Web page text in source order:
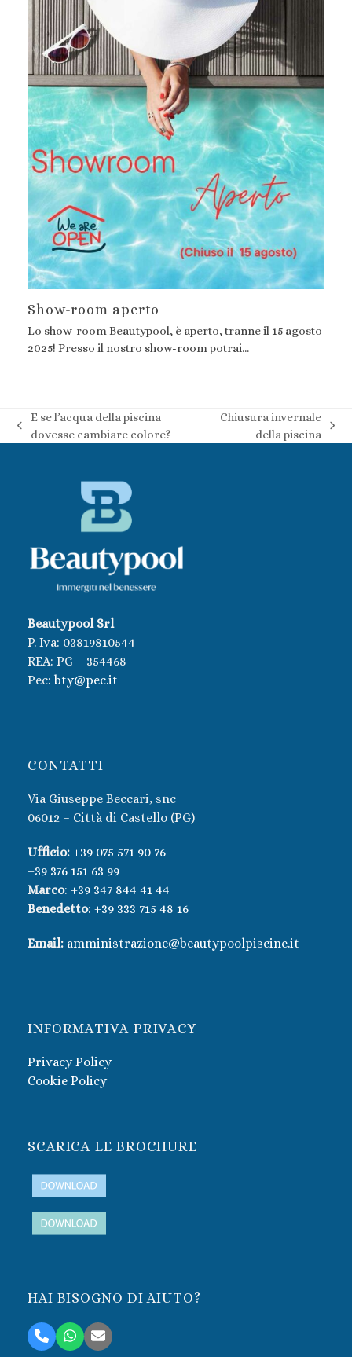
Show-room aperto
Lo show-room Beautypool, è aperto, tranne il 15 agosto
2025! Presso il nostro show-room potrai…
post
E se l’acqua della piscina
dovesse cambiare colore?
articolo
Chiusura invernale
della piscina
Beautypool Srl
P. Iva: 03819810544
REA: PG – 354468
Pec: bty@pec.it
CONTATTI
Via Giuseppe Beccari, snc
06012 – Città di Castello (PG)
Ufficio: +39 075 571 90 76
+39 376 151 63 99
Marco: +39 347 844 41 44
Benedetto: +39 333 715 48 16
Email: amministrazione@beautypoolpiscine.it
INFORMATIVA PRIVACY
Privacy Policy
Cookie Policy
SCARICA LE BROCHURE
HAI BISOGNO DI AIUTO?
TelefonoWhatsapp
Email